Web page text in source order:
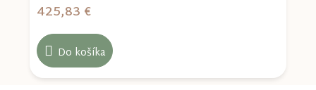
425,83 €
Do košíka